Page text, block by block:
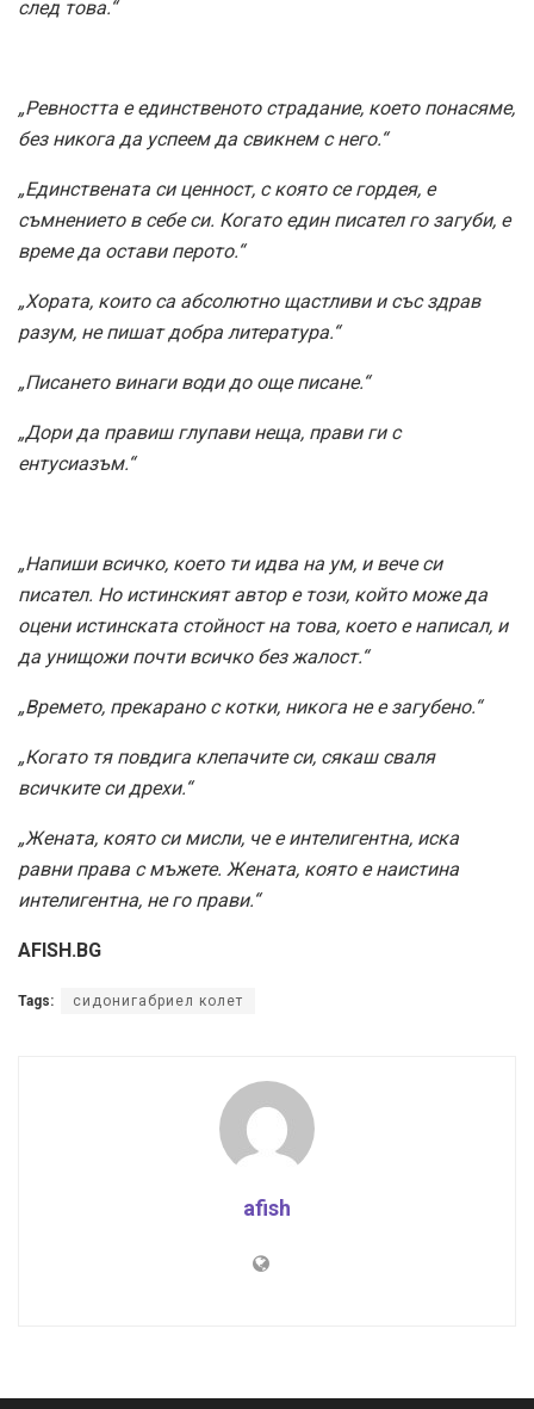
след това.“
„Ревността е единственото страдание, което понасяме,
без никога да успеем да свикнем с него.“
„Единствената си ценност, с която се гордея, е
съмнението в себе си. Когато един писател го загуби, е
време да остави перото.“
„Хората, които са абсолютно щастливи и със здрав
разум, не пишат добра литература.“
„Писането винаги води до още писане.“
„Дори да правиш глупави неща, прави ги с
ентусиазъм.“
„Напиши всичко, което ти идва на ум, и вече си
писател. Но истинският автор е този, който може да
оцени истинската стойност на това, което е написал, и
да унищожи почти всичко без жалост.“
„Времето, прекарано с котки, никога не е загубено.“
„Когато тя повдига клепачите си, сякаш сваля
всичките си дрехи.“
„Жената, която си мисли, че е интелигентна, иска
равни права с мъжете. Жената, която е наистина
интелигентна, не го прави.“
AFISH.BG
Tags: сидонигабриел колет
afish